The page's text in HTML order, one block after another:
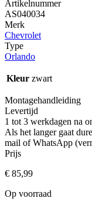
Artikelnummer
AS040034
Merk
Chevrolet
Type
Orlando
Kleur zwart
Montagehandleiding
Levertijd
1 tot 3 werkdagen na
Als het langer gaat
mail of WhatsApp
Prijs
€ 85,99
Op voorraad